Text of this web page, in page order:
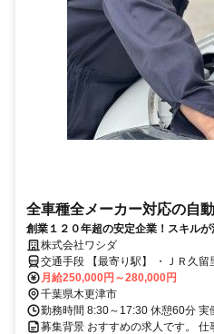
全車種全メーカー対応の自
創業１２０年超の安定企業！スキル
株式会社ワシダ
交通手段 【最寄り駅】 ・ＪＲ久
「木更津駅」
月給250,000円～280,000円
千葉県木更津市
勤務時間 8:30～17:30 休憩60分 実
募集背景 おすすめの求人です。